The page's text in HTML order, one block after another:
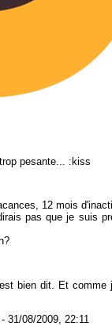
pesante... :kiss
12 mois
pas que je suis
bien dit. Et comme
- 31/08/2009, 22:11